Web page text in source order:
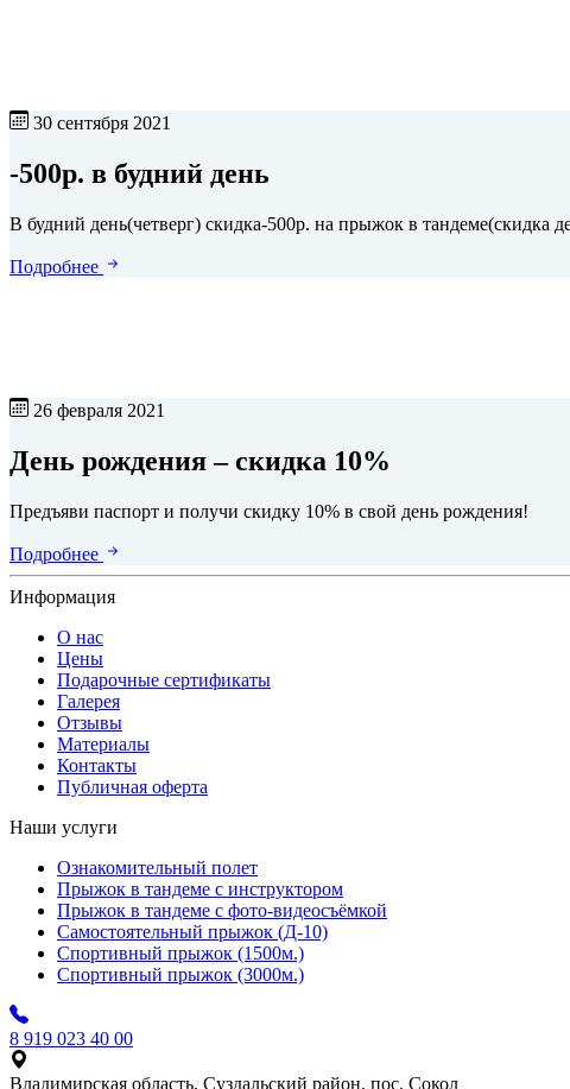
30 сентября 2021
-500р. в будний день
В будний день(четверг) скидка-500р. на прыжок в тандеме(скидка
Подробнее
26 февраля 2021
День рождения – скидка 10%
Предъяви паспорт и получи скидку 10% в свой день рождения!
Подробнее
Информация
О нас
Цены
Подарочные сертификаты
Галерея
Отзывы
Материалы
Контакты
Публичная оферта
Наши услуги
Ознакомительный полет
Прыжок в тандеме с инструктором
Прыжок в тандеме с фото-видеосъёмкой
Самостоятельный прыжок (Д-10)
Спортивный прыжок (1500м.)
Спортивный прыжок (3000м.)
8 919 023 40 00
Владимирская область, Суздальский район, пос. Сокол